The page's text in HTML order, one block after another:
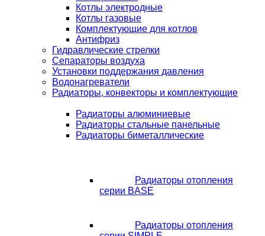
Котлы электродные
Котлы газовые
Комплектующие для котлов
Антифриз
Гидравлические стрелки
Сепараторы воздуха
Установки поддержания давления
Водонагреватели
Радиаторы, конвекторы и комплектующие
Радиаторы алюминиевые
Радиаторы стальные панельные
Радиаторы биметаллические
Радиаторы отопления
серии BASE
Радиаторы отопления